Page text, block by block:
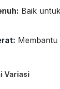
Baik
Membantu
Variasi